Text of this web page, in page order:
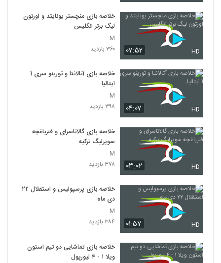
۰۷:۵۲ HD
خلاصه بازی منچستر یونایتد و اورتون
لیگ برتر انگلیس
M
۳۶۰ بازدید
۰۴:۰۷ HD
خلاصه بازی آتالانتا و تورینو سری آ
ایتالیا
M
۳۹۸ بازدید
۰۳:۰۲ HD
خلاصه بازی گالاتاسرای و فنرباغچه
سوپرلیگ ترکیه
M
۳۷۸ بازدید
۰۱:۵۷ HD
خلاصه بازی پرسپولیس و استقلال ۲۲
دی ماه
M
۳۸۴ بازدید
خلاصه بازی تماشایی دو تیم استون
ویلا ۱ - ۴ لیورپول